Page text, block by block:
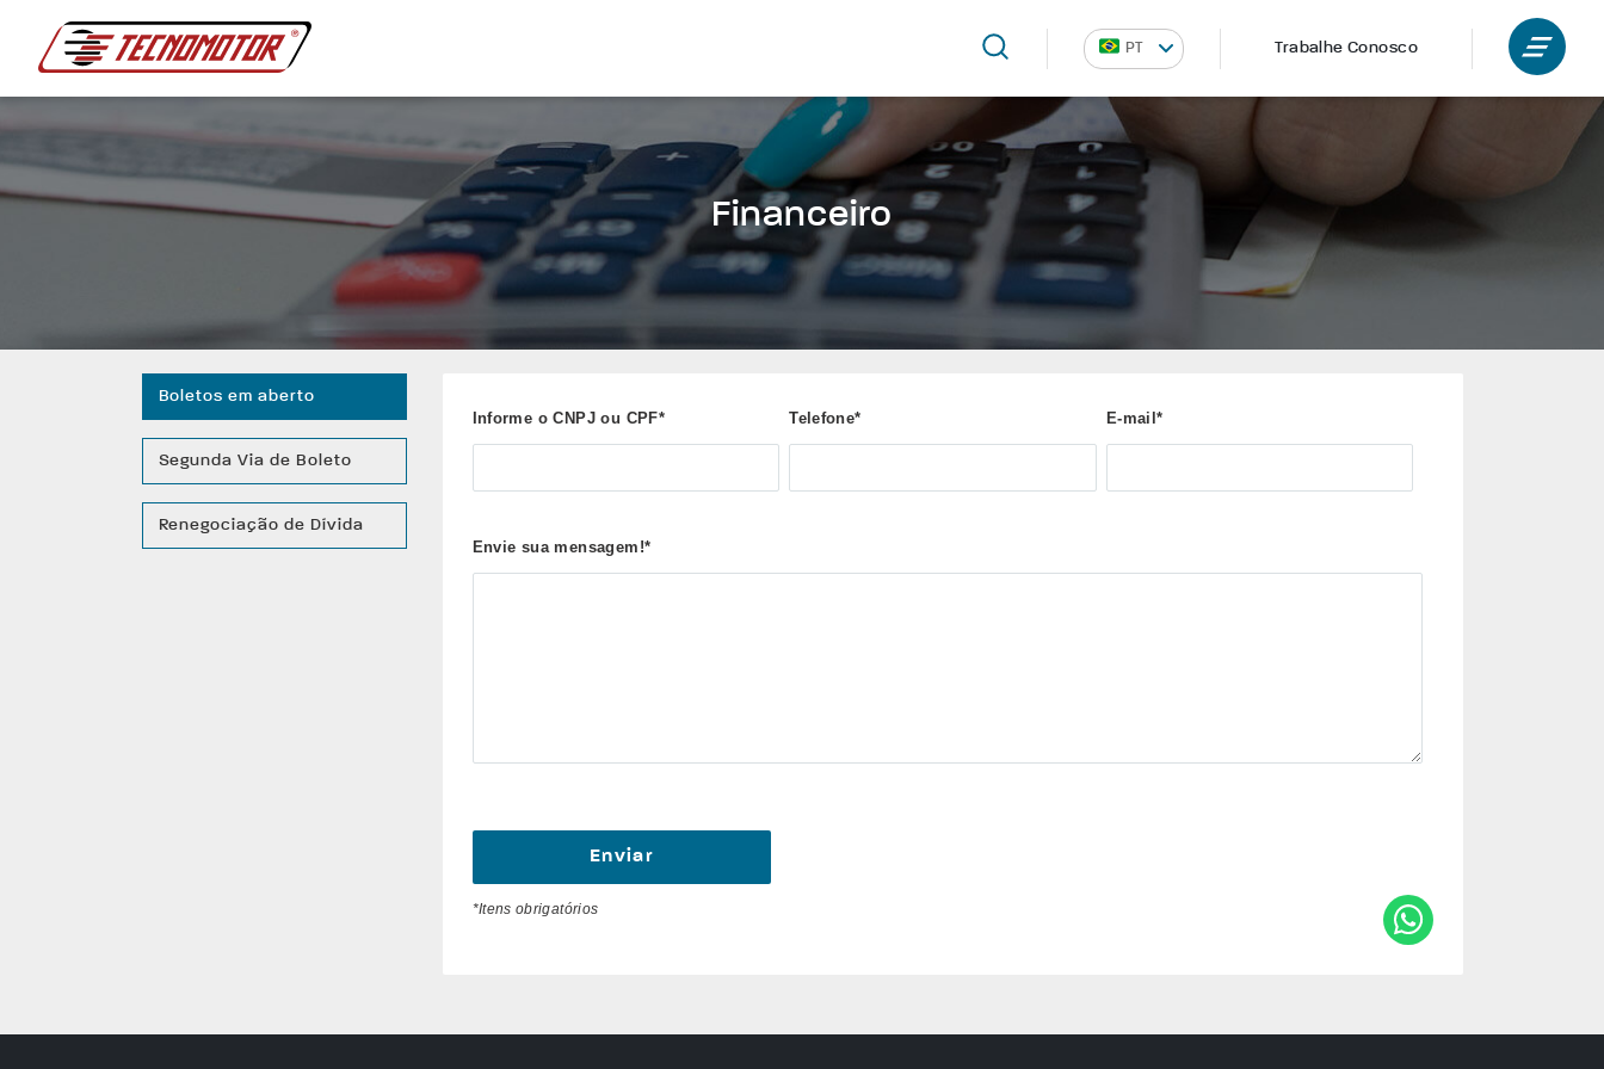
PT Trabalhe Conosco
FINANCEIRO
Financeiro
Boletos em aberto
Segunda Via de Boleto
Renegociação de Dívida
Informe o CNPJ ou CPF* Telefone* E-mail*
Envie sua mensagem!*
*Itens obrigatórios